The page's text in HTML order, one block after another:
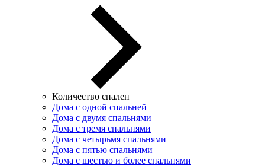
Количество спален
Дома с одной спальней
Дома с двумя спальнями
Дома с тремя спальнями
Дома с четырьмя спальнями
Дома с пятью спальнями
Дома с шестью и более спальнями